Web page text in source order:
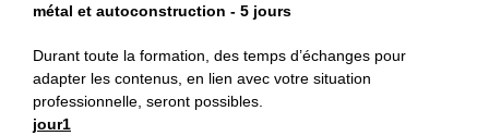
métal et autoconstruction - 5 jours
Durant toute la formation, des temps d’échanges pour
adapter les contenus, en lien avec votre situation
professionnelle, seront possibles.
jour1